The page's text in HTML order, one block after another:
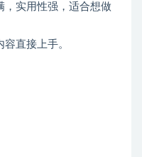
，实用性强，适合想做
直接上手。